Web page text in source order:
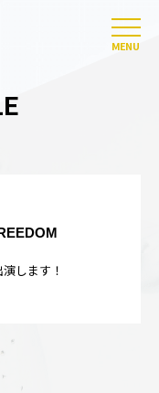
MENU
します！